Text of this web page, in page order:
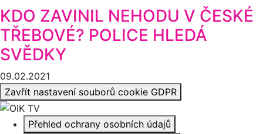
KDO ZAVINIL NEHODU V ČESKÉ
TŘEBOVÉ? POLICE HLEDÁ
SVĚDKY
09.02.2021
Zavřít nastavení souborů cookie GDPR
Přehled ochrany osobních údajů